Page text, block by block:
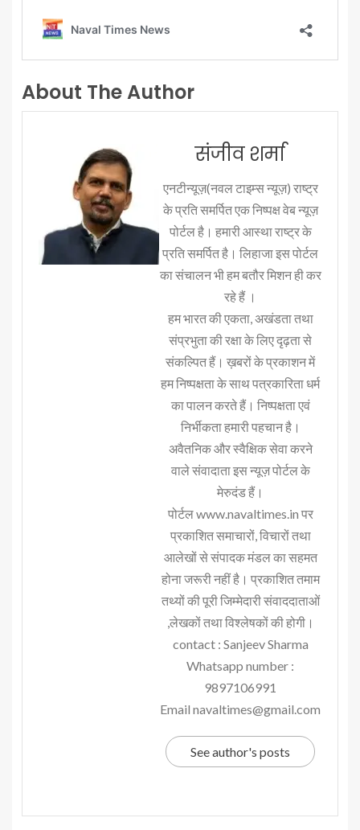
About The Author
संजीव शर्मा
एनटीन्यूज़(नवल टाइम्स न्यूज़) राष्ट्र
के प्रति समर्पित एक निष्पक्ष वेब न्यूज़
पोर्टल है। हमारी आस्था राष्ट्र के
प्रति समर्पित है। लिहाजा इस पोर्टल
का संचालन भी हम बतौर मिशन ही कर
रहे हैं ।
हम भारत की एकता, अखंडता तथा
संप्रभुता की रक्षा के लिए दृढ़ता से
संकल्पित हैं। ख़बरों के प्रकाशन में
हम निष्पक्षता के साथ पत्रकारिता धर्म
का पालन करते हैं। निष्पक्षता एवं
निर्भीकता हमारी पहचान है।
अवैतनिक और स्वैक्षिक सेवा करने
वाले संवादाता इस न्यूज़ पोर्टल के
मेरुदंड हैं।
पोर्टल www.navaltimes.in पर
प्रकाशित समाचारों, विचारों तथा
आलेखों से संपादक मंडल का सहमत
होना जरूरी नहीं है। प्रकाशित तमाम
तथ्यों की पूरी जिम्मेदारी संवाददाताओं
,लेखकों तथा विश्लेषकों की होगी।
contact : Sanjeev Sharma
Whatsapp number :
9897106991
Email navaltimes@gmail.com
See author's posts